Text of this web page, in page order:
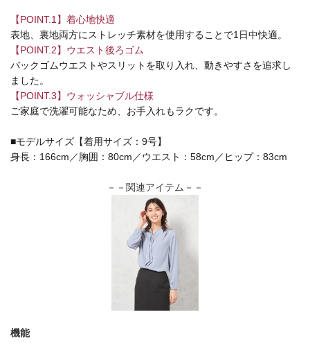
【POINT.1】着心地快適
表地、裏地両方にストレッチ素材を使用することで1日中快適。
【POINT.2】ウエスト後ろゴム
バックゴムウエストやスリットを取り入れ、動きやすさを追求し
ました。
【POINT.3】ウォッシャブル仕様
ご家庭で洗濯可能なため、お手入れもラクです。
■モデルサイズ【着用サイズ：9号】
身長：166cm／胸囲：80cm／ウエスト：58cm／ヒップ：83cm
－－関連アイテム－－
機能